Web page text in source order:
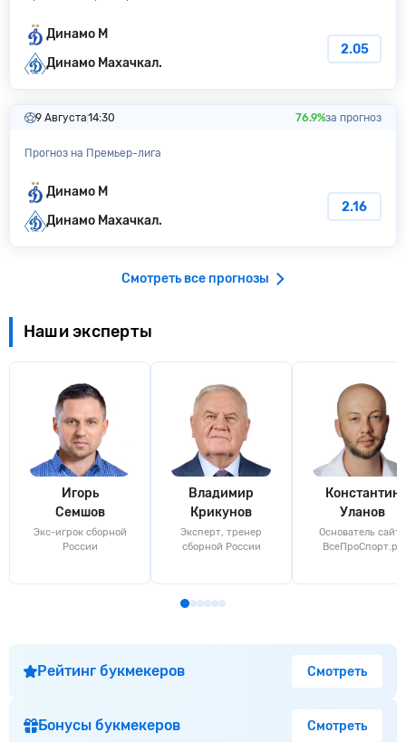
Динамо М
Динамо Махачкал.
2.05
9 Августа14:30 76.9%за прогноз
Прогноз на Премьер-лига
Динамо М
Динамо Махачкал.
2.16
Смотреть все прогнозы
Наши эксперты
Игорь
Семшов
Экс-игрок сборной
России
Владимир
Крикунов
Эксперт, тренер
сборной России
Константин
Уланов
Основатель сайта
ВсеПроСпорт.ру
Рейтинг букмекеров Смотреть
Бонусы букмекеров Смотреть